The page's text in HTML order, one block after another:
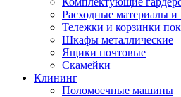
Расходные материалы
Тележки и корзинки
Шкафы металлические
Ящики почтовые
Скамейки
Клининг
Поломоечные машины